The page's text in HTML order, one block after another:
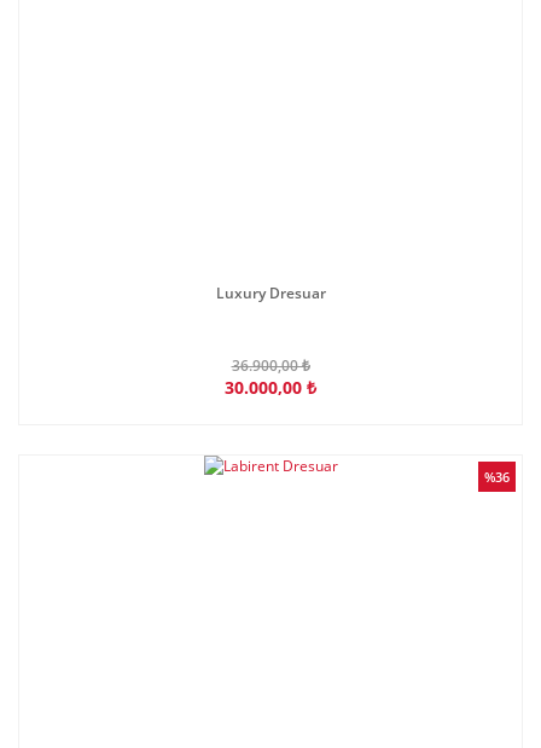
Luxury Dresuar
36.900,00 ₺
30.000,00 ₺
%36